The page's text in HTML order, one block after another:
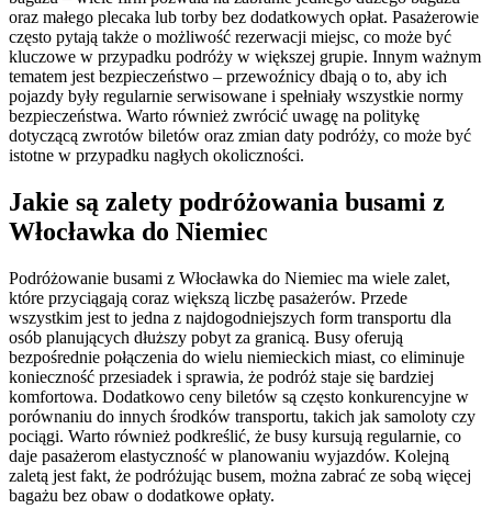
oraz małego plecaka lub torby bez dodatkowych opłat. Pasażerowie
często pytają także o możliwość rezerwacji miejsc, co może być
kluczowe w przypadku podróży w większej grupie. Innym ważnym
tematem jest bezpieczeństwo – przewoźnicy dbają o to, aby ich
pojazdy były regularnie serwisowane i spełniały wszystkie normy
bezpieczeństwa. Warto również zwrócić uwagę na politykę
dotyczącą zwrotów biletów oraz zmian daty podróży, co może być
istotne w przypadku nagłych okoliczności.
Jakie są zalety podróżowania busami z
Włocławka do Niemiec
Podróżowanie busami z Włocławka do Niemiec ma wiele zalet,
które przyciągają coraz większą liczbę pasażerów. Przede
wszystkim jest to jedna z najdogodniejszych form transportu dla
osób planujących dłuższy pobyt za granicą. Busy oferują
bezpośrednie połączenia do wielu niemieckich miast, co eliminuje
konieczność przesiadek i sprawia, że podróż staje się bardziej
komfortowa. Dodatkowo ceny biletów są często konkurencyjne w
porównaniu do innych środków transportu, takich jak samoloty czy
pociągi. Warto również podkreślić, że busy kursują regularnie, co
daje pasażerom elastyczność w planowaniu wyjazdów. Kolejną
zaletą jest fakt, że podróżując busem, można zabrać ze sobą więcej
bagażu bez obaw o dodatkowe opłaty.